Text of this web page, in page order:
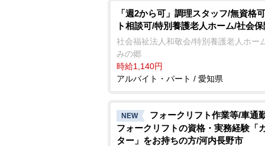
「週2から可」調理スタッフ/無資格
ト相談可/特別養護老人ホーム/社会
社会福祉法人和敬会/特別養護老人ホー
みの郷
時給1,140円
アルバイト・パート / 愛知県
NEW
フォークリフト作業等/車通
フォークリフトの資格・実務経験「
ター」をお持ちの方/河内長野市